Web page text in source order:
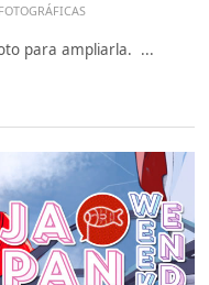
para ampliarla. ...